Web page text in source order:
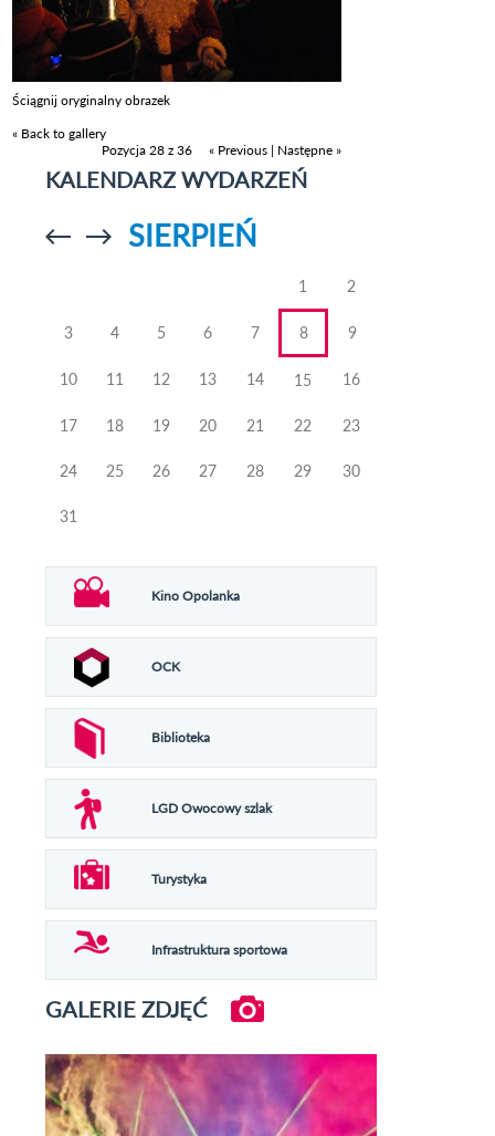
Ściągnij oryginalny obrazek
« Back to gallery
Pozycja 28 z 36
« Previous | Następne »
KALENDARZ WYDARZEŃ
Przejdź doPrzejdź do
SIERPIEŃ
1 2
3 4 5 6 7 8 9
10 11 12 13 14 15 16
17 18 19 20 21 22 23
24 25 26 27 28 29 30
31
Kino Opolanka
OCK
Biblioteka
LGD Owocowy szlak
Turystyka
Infrastruktura sportowa
GALERIE ZDJĘĆ